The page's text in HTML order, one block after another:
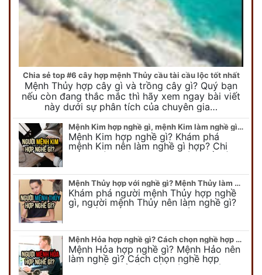
Chia sẻ top #6 cây hợp mệnh Thủy cầu tài cầu lộc tốt nhất
Mệnh Thủy hợp cây gì và trồng cây gì? Quý bạn
nếu còn đang thắc mắc thì hãy xem ngay bài viết
này dưới sự phân tích của chuyên gia…
Mệnh Kim hợp nghề gì, mệnh Kim làm nghề gì để #Phát Tài Lộc
Mệnh Kim hợp nghề gì? Khám phá
mệnh Kim nên làm nghề gì hợp? Chi
tiết người mang kim hợp với nghề gì sẽ
Mệnh Thủy hợp với nghề gì? Mệnh Thủy làm nghề gì để #Ăn nên làm ra
Khám phá người mệnh Thủy hợp nghề
gì, người mệnh Thủy nên làm nghề gì?
Chi tiết nghề hợp mệnh Thủy sẽ được
Mệnh Hỏa hợp nghề gì? Cách chọn nghề hợp mệnh Hỏa hút nhiều tài lộc
Mệnh Hỏa hợp nghề gì? Mệnh Hảo nên
làm nghề gì? Cách chọn nghề hợp
mệnh Hỏa để hút nhiều tài lộc. Giúp